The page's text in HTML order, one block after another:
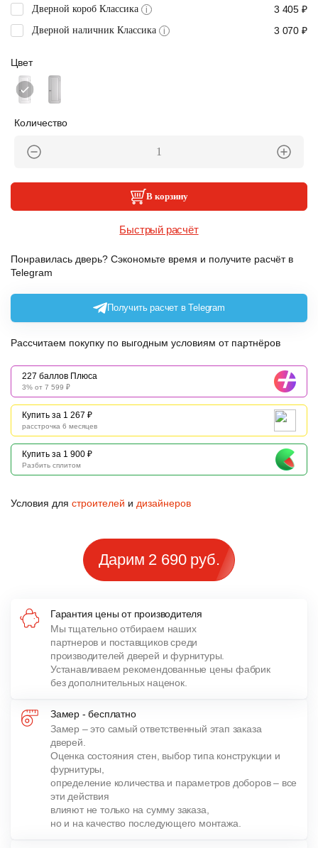
Дверной короб Классика i 3 405 ₽
Дверной наличник Классика i 3 070 ₽
Цвет
Количество
В корзину
Быстрый расчёт
Понравилась дверь? Сэкономьте время и получите расчёт в
Telegram
Получить расчет в Telegram
Рассчитаем покупку по выгодным условиям от партнёров
227 баллов Плюса
3% от 7 599 ₽
Купить за 1 267 ₽
расстрочка 6 месяцев
Купить за 1 900 ₽
Разбить сплитом
Условия для строителей и дизайнеров
Дарим 2 690 руб.
Гарантия цены от производителя
Мы тщательно отбираем наших
партнеров и поставщиков среди
производителей дверей и фурнитуры.
Устанавливаем рекомендованные цены фабрик
без дополнительных наценок.
Замер - бесплатно
Замер – это самый ответственный этап заказа
дверей.
Оценка состояния стен, выбор типа конструкции и
фурнитуры,
определение количества и параметров доборов – все
эти действия
влияют не только на сумму заказа,
но и на качество последующего монтажа.